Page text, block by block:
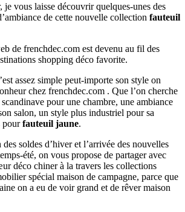
je vous laisse découvrir quelques-unes des
de cette nouvelle collection fauteuil
de frenchdec.com est devenu au fil des
shopping déco favorite.
assez simple peut-importe son style on
chez frenchdec.com . Que l’on cherche
pour une chambre, une ambiance
salon, un style plus industriel pour sa
pourfauteuil jaune.
soldes d’hiver et l’arrivée des nouvelles
été, on vous propose de partager avec
déco chiner à la travers les collections
spécial maison de campagne, parce que
on a eu de voir grand et de rêver maison